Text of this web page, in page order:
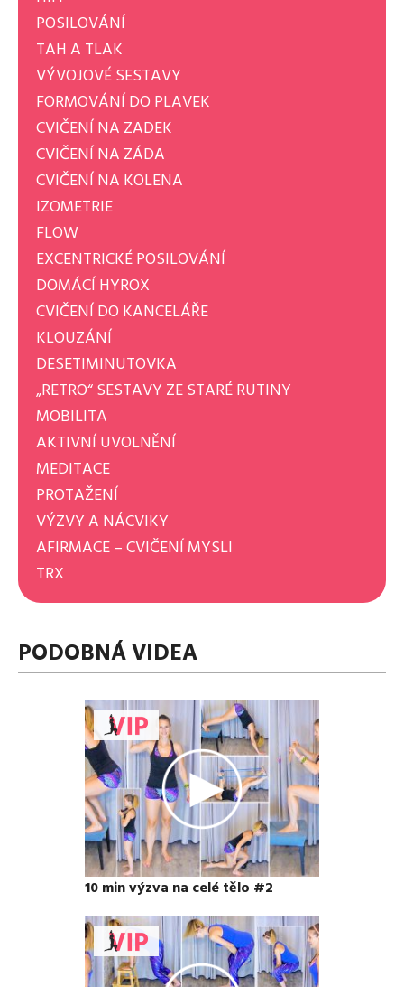
POSILOVÁNÍ
TAH A TLAK
VÝVOJOVÉ SESTAVY
FORMOVÁNÍ DO PLAVEK
CVIČENÍ NA ZADEK
CVIČENÍ NA ZÁDA
CVIČENÍ NA KOLENA
IZOMETRIE
FLOW
EXCENTRICKÉ POSILOVÁNÍ
DOMÁCÍ HYROX
CVIČENÍ DO KANCELÁŘE
KLOUZÁNÍ
DESETIMINUTOVKA
„RETRO“ SESTAVY ZE STARÉ RUTINY
MOBILITA
AKTIVNÍ UVOLNĚNÍ
MEDITACE
PROTAŽENÍ
VÝZVY A NÁCVIKY
AFIRMACE – CVIČENÍ MYSLI
TRX
PODOBNÁ VIDEA
10 min výzva na celé tělo #2